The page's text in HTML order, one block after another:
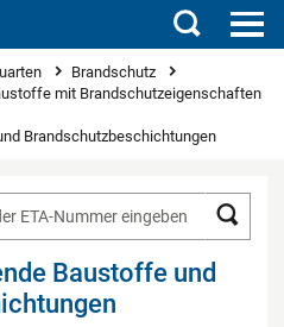
Suchen
Brandschutz
mit Brandschutzeigenschaften
Brandschutzbeschichtungen
Baustoffe und